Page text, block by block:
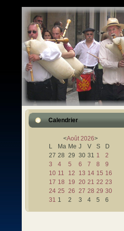
Calendrier
<Août 2026>
L
Ma Me J V S
D
27 28 29 30 31 1
2
3
4 5 6 7 8
9
10 11 12 13 14 15 16
17 18 19 20 21 22 23
24 25 26 27 28 29 30
31 1 2 3 4 5 6